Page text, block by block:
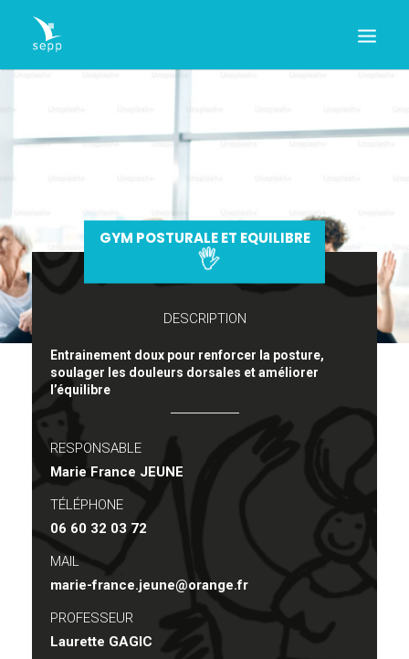
Nos cours & activités
Le planning des activités
Contact
Recherche
GYM POSTURALE ET EQUILIBRE
DESCRIPTION
Entrainement doux pour renforcer la posture,
soulager les douleurs dorsales et améliorer
l’équilibre
RESPONSABLE
Marie France JEUNE
TÉLÉPHONE
06 60 32 03 72
MAIL
marie-france.jeune@orange.fr
PROFESSEUR
Laurette GAGIC